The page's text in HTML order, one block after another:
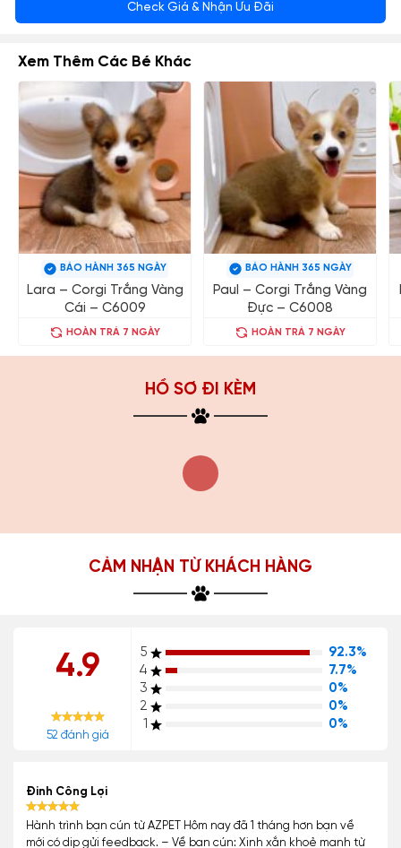
Check Giá & Nhận Ưu Đãi
Xem Thêm Các Bé Khác
BẢO HÀNH 365 NGÀY
Lara – Corgi Trắng Vàng
Cái – C6009
HOÀN TRẢ 7 NGÀY
BẢO HÀNH 365 NGÀY
Paul – Corgi Trắng Vàng
Đực – C6008
HOÀN TRẢ 7 NGÀY
HỒ SƠ ĐI KÈM
CẢM NHẬN TỪ KHÁCH HÀNG
4.9
52 đánh giá
5
92.3%
4
7.7%
3
0%
2
0%
1
0%
Đinh Công Lợi
Hành trình bạn cún từ AZPET Hôm nay đã 1 tháng hơn bạn về
mới có dịp gửi feedback. – Về bạn cún: Xinh xắn khoẻ mạnh từ